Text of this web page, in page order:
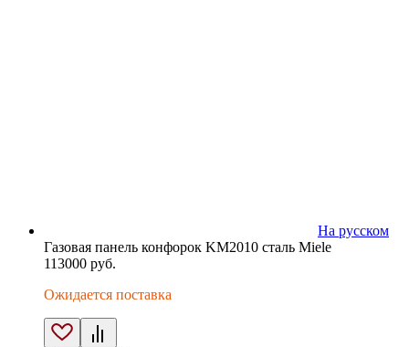
На русском
Газовая панель конфорок KM2010 сталь Miele
113000 руб.
Ожидается поставка